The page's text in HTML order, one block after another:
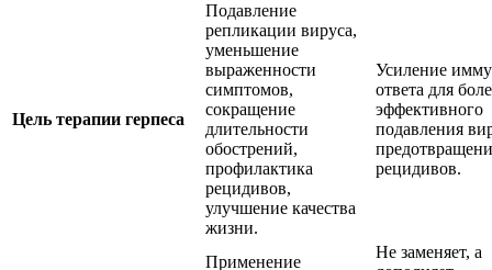
Цель терапии герпеса
Подавление
репликации вируса,
уменьшение
выраженности
симптомов,
сокращение
длительности
обострений,
профилактика
рецидивов,
улучшение качества
жизни.
Усиление
ответа для
эффективного
подавления
рецидивов.
Применение
Не заменяет, а